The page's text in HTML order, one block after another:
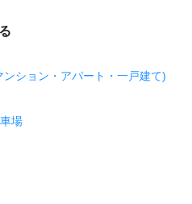
ション・アパート・一戸建て)
場